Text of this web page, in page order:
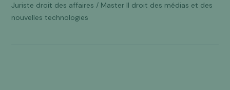
Juriste droit des affaires / Master II droit des médias et des
nouvelles technologies